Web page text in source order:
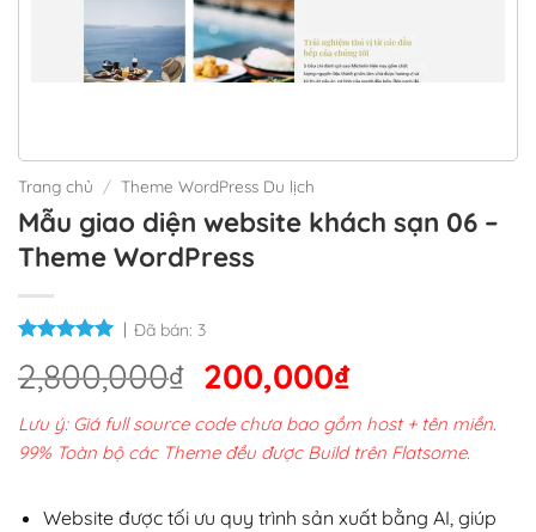
Trang chủ / Theme WordPress Du lịch
Mẫu giao diện website khách sạn 06 –
Theme WordPress
Đã bán: 3
2,800,000₫ Giá
gốc
là:
2,800,000₫.
200,000₫Giá
hiện
tại
200,000₫.
Lưu ý: Giá full source code chưa bao gồm host + tên miền.
99% Toàn bộ các Theme đều được Build trên Flatsome.
Website được tối ưu quy trình sản xuất bằng AI, giúp